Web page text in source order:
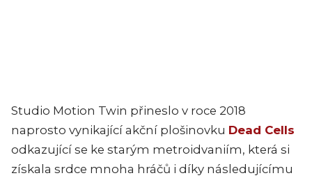
Studio Motion Twin přineslo v roce 2018
naprosto vynikající akční plošinovku Dead Cells
odkazující se ke starým metroidvaniím, která si
získala srdce mnoha hráčů i díky následujícímu